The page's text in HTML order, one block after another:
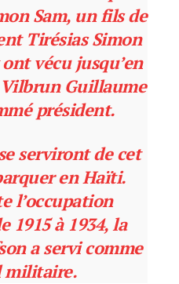
Sam, un fils de
Tirésias Simon
ont vécu jusqu’en
Vilbrun Guillaume
président.
serviront de cet
en Haïti.
l’occupation
1915 à 1934, la
a servi comme
militaire.